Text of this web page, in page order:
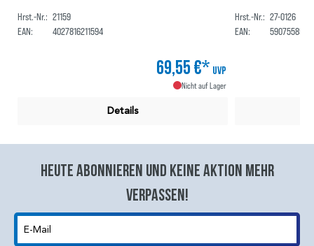
Hrst.-Nr.: 21159
EAN:
4027816211594
69,55 €* UVP
Nicht auf Lager
Details
Hrst.-Nr.: 27-0126
EAN:
Heute abonnieren und keine aktion mehr
verpassen!